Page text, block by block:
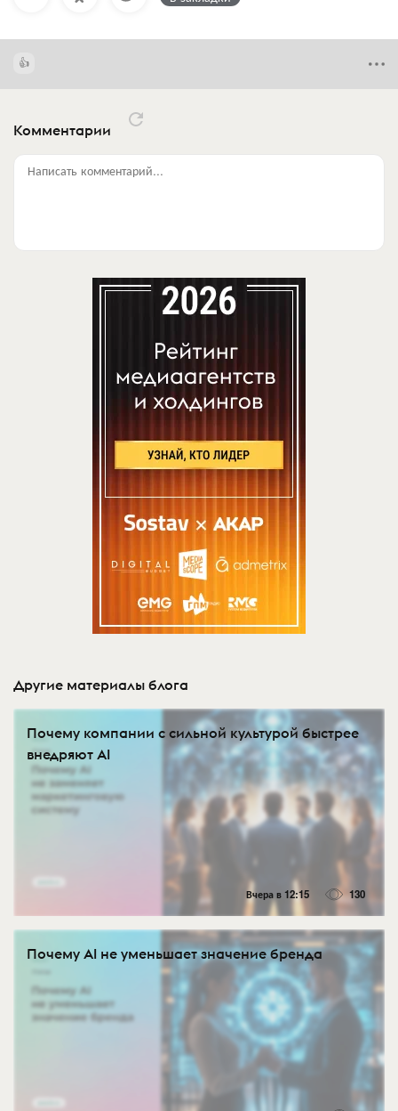
Комментарии
Написать комментарий...
Другие материалы блога
Почему компании с сильной культурой быстрее
внедряют AI
Вчера в 12:15 130
Почему AI не уменьшает значение бренда